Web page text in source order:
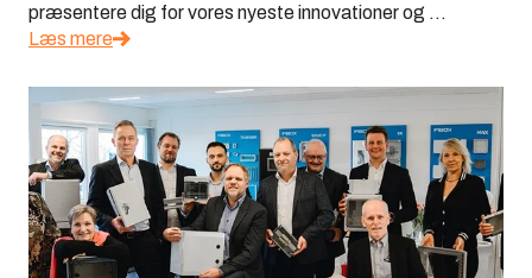
præsentere dig for vores nyeste innovationer og ...
Læs mere